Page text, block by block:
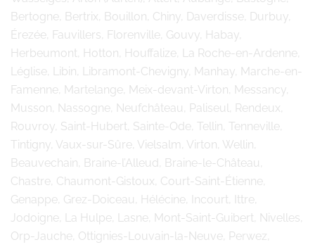
Bertogne, Bertrix, Bouillon, Chiny, Daverdisse, Durbuy,
Érezée, Fauvillers, Florenville, Gouvy, Habay,
Herbeumont, Hotton, Houffalize, La Roche-en-Ardenne,
Léglise, Libin, Libramont-Chevigny, Manhay, Marche-en-
Famenne, Martelange, Meix-devant-Virton, Messancy,
Musson, Nassogne, Neufchâteau, Paliseul, Rendeux,
Rouvroy, Saint-Hubert, Sainte-Ode, Tellin, Tenneville,
Tintigny, Vaux-sur-Sûre, Vielsalm, Virton, Wellin,
Beauvechain, Braine-l’Alleud, Braine-le-Château,
Chastre, Chaumont-Gistoux, Court-Saint-Étienne,
Genappe, Grez-Doiceau, Hélécine, Incourt, Ittre,
Jodoigne, La Hulpe, Lasne, Mont-Saint-Guibert, Nivelles,
Orp-Jauche, Ottignies-Louvain-la-Neuve, Perwez,